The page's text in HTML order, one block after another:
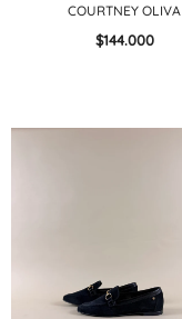
COURTNEY OLIVA
$144.000